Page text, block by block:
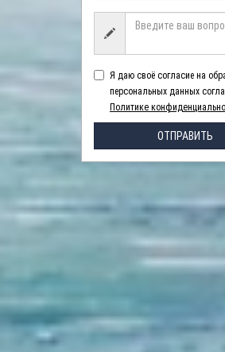
Я даю своё согласие на
персональных данных
Политике
ОТПРАВИТЬ